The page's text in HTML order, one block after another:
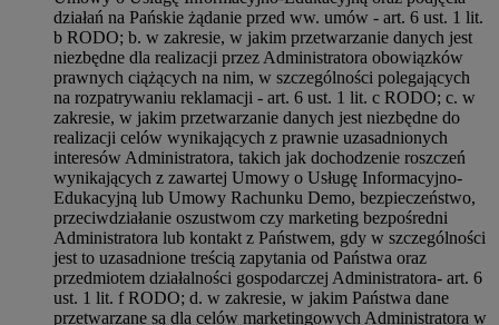
działań na Pańskie żądanie przed ww. umów - art. 6 ust. 1 lit.
b RODO; b. w zakresie, w jakim przetwarzanie danych jest
niezbędne dla realizacji przez Administratora obowiązków
prawnych ciążących na nim, w szczególności polegających
na rozpatrywaniu reklamacji - art. 6 ust. 1 lit. c RODO; c. w
zakresie, w jakim przetwarzanie danych jest niezbędne do
realizacji celów wynikających z prawnie uzasadnionych
interesów Administratora, takich jak dochodzenie roszczeń
wynikających z zawartej Umowy o Usługę Informacyjno-
Edukacyjną lub Umowy Rachunku Demo, bezpieczeństwo,
przeciwdziałanie oszustwom czy marketing bezpośredni
Administratora lub kontakt z Państwem, gdy w szczególności
jest to uzasadnione treścią zapytania od Państwa oraz
przedmiotem działalności gospodarczej Administratora- art. 6
ust. 1 lit. f RODO; d. w zakresie, w jakim Państwa dane
przetwarzane są dla celów marketingowych Administratora w